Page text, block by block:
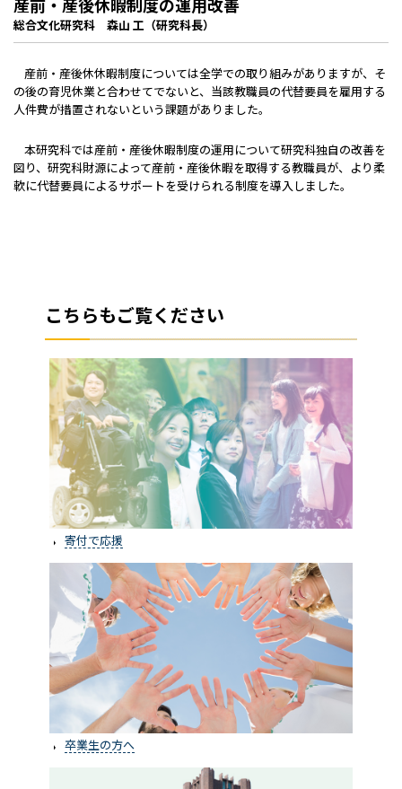
産前・産後休暇制度の運用改善
総合文化研究科 森山 工（研究科長）
産前・産後休休暇制度については全学での取り組みがありますが、そ
の後の育児休業と合わせてでないと、当該教職員の代替要員を雇用する
人件費が措置されないという課題がありました。
本研究科では産前・産後休暇制度の運用について研究科独自の改善を
図り、研究科財源によって産前・産後休暇を取得する教職員が、より柔
軟に代替要員によるサポートを受けられる制度を導入しました。
こちらもご覧ください
寄付で応援
卒業生の方へ